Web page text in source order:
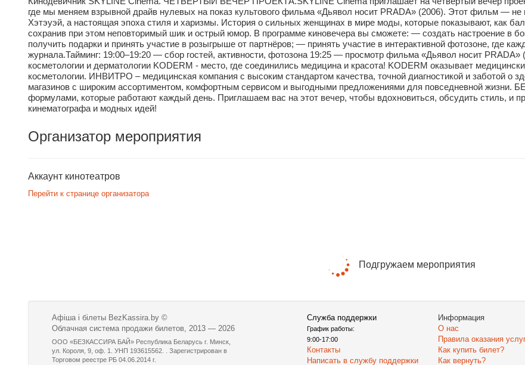
где мы меняем взрывной драйв нулевых на показ культового фильма «Дьявол носит PRADA» (2006). Этот фильм —
Хэтэуэй, а настоящая эпоха стиля и харизмы. История о сильных женщинах в мире моды, которые показывают, как
сохранив при этом неповторимый шик и острый юмор. В программе киновечера вы сможете: — создать настроение в
получить подарки и принять участие в розыгрыше от партнёров; — принять участие в интерактивной фотозоне, где
журнала.Тайминг: 19:00–19:20 — сбор гостей, активности, фотозона 19:25 — просмотр фильма «Дьявол носит
косметологии и дерматологии KODERM - место, где соединились медицина и красота! KODERM оказывает
косметологии. ИНВИТРО – медицинская компания с высоким стандартом качества, точной диагностикой и заботой о
магазинов с широким ассортиментом, комфортным сервисом и выгодными предложениями для повседневной
формулами, которые работают каждый день. Приглашаем вас на этот вечер, чтобы вдохновиться, обсудить стиль, и
кинематографа и модных идей!
Организатор мероприятия
Аккаунт кинотеатров
Перейти к странице организатора
Подгружаем мероприятия
Афіша і білеты BezKassira.by ©
Облачная система продажи билетов, 2013 — 2026
ООО «БЕЗКАССИРА БАЙ» Республика Беларусь г. Минск,
ул. Короля, 9, оф. 1. УНП 193615562. . Зарегистрирован в
Торговом реестре РБ 04.06.2014 г.
Служба поддержки
График работы:
9:00-17:00
Контакты
Написать в службу поддержки
Информация
О нас
Правила оказания
Как купить билет?
Как вернуть?